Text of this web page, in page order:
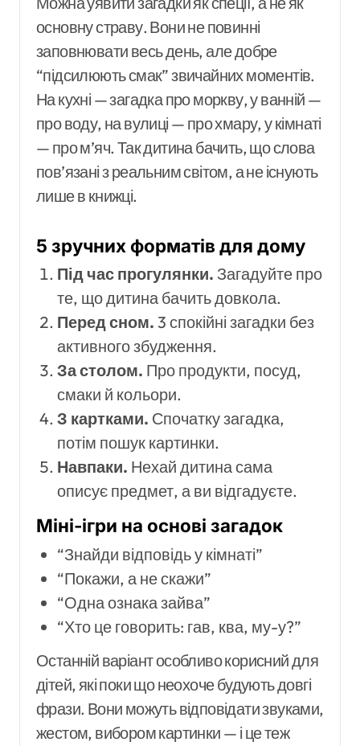
основну страву. Вони не повинні
заповнювати весь день, але добре
“підсилюють смак” звичайних моментів.
На кухні — загадка про моркву, у ванній —
про воду, на вулиці — про хмару, у кімнаті
— про м’яч. Так дитина бачить, що слова
пов’язані з реальним світом, а не існують
лише в книжці.
5 зручних форматів для дому
Під час прогулянки. Загадуйте про
те, що дитина бачить довкола.
Перед сном. 3 спокійні загадки без
активного збудження.
За столом. Про продукти, посуд,
смаки й кольори.
З картками. Спочатку загадка,
потім пошук картинки.
Навпаки. Нехай дитина сама
описує предмет, а ви відгадуєте.
Міні-ігри на основі загадок
“Знайди відповідь у кімнаті”
“Покажи, а не скажи”
“Одна ознака зайва”
“Хто це говорить: гав, ква, му-у?”
Останній варіант особливо корисний для
дітей, які поки що неохоче будують довгі
фрази. Вони можуть відповідати звуками,
жестом, вибором картинки — і це теж